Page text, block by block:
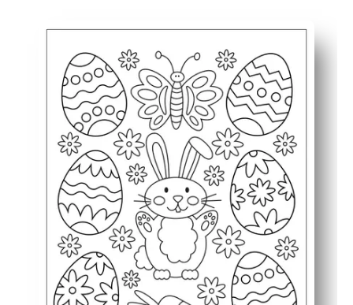
Simplicidad para imprimir y usar: solo tienes que
Mantiene a los niños comprometidos: las líneas
Desarrolla habilidades: su hijo practica el control
Versátil para cualquier horario: utilícelo para finalista